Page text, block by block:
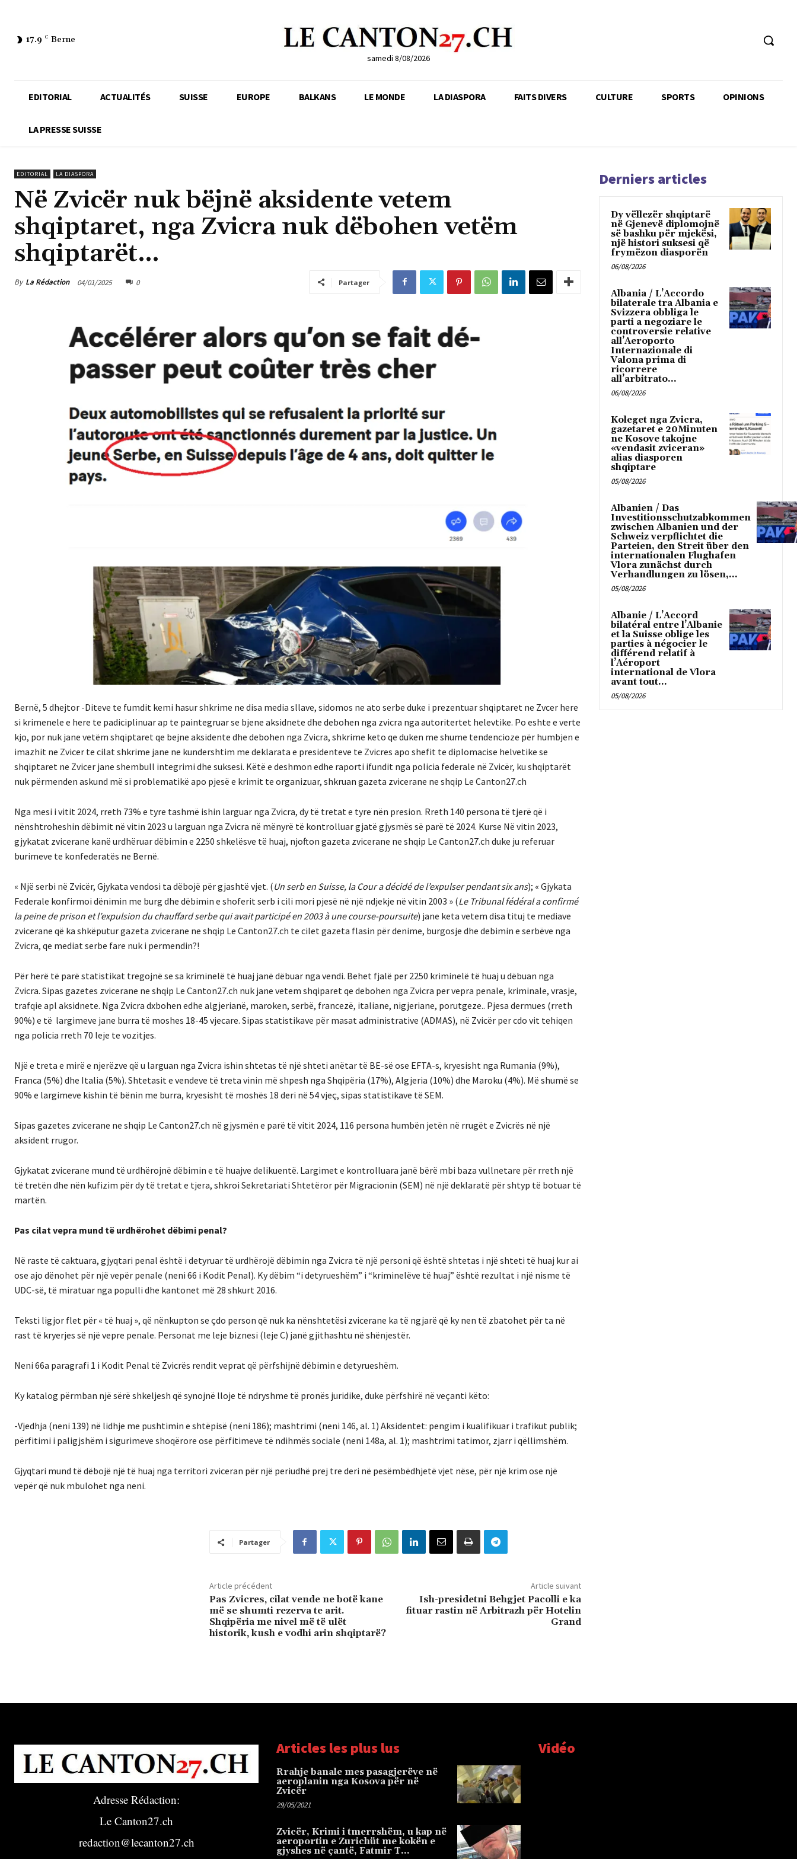
17.9 C Berne
samedi 8/08/2026
EDITORIAL ACTUALITÉS SUISSE EUROPE BALKANS LE MONDE LA DIASPORA FAITS DIVERS CULTURE SPORTS OPINIONS
LA PRESSE SUISSE
EDITORIAL LA DIASPORA
Në Zvicër nuk bëjnë aksidente vetem
shqiptaret, nga Zvicra nuk dëbohen vetëm
shqiptarët…
By La Rédaction 04/01/2025 0 Partager
Bernë, 5 dhejtor -Diteve te fumdit kemi hasur shkrime ne disa media sllave, sidomos ne ato serbe duke i prezentuar shqiptaret ne Zvcer here
si krimenele e here te padiciplinuar ap te paintegruar se bjene aksidnete dhe debohen nga zvicra nga autoritertet helevtike. Po eshte e verte
kjo, por nuk jane vetëm shqiptaret qe bejne aksidente dhe debohen nga Zvicra, shkrime keto qe duken me shume tendencioze për humbjen e
imazhit ne Zvicer te cilat shkrime jane ne kundershtim me deklarata e presidenteve te Zvicres apo shefit te diplomacise helvetike se
shqiptaret ne Zvicer jane shembull integrimi dhe suksesi. Këtë e deshmon edhe raporti ifundit nga policia federale në Zvicër, ku shqiptarët
nuk përmenden askund më si problematikë apo pjesë e krimit te organizuar, shkruan gazeta zvicerane ne shqip Le Canton27.ch
Nga mesi i vitit 2024, rreth 73% e tyre tashmë ishin larguar nga Zvicra, dy të tretat e tyre nën presion. Rreth 140 persona të tjerë që i
nënshtroheshin dëbimit në vitin 2023 u larguan nga Zvicra në mënyrë të kontrolluar gjatë gjysmës së parë të 2024. Kurse Në vitin 2023,
gjykatat zvicerane kanë urdhëruar dëbimin e 2250 shkelësve të huaj, njofton gazeta zvicerane ne shqip Le Canton27.ch duke ju referuar
burimeve te konfederatës ne Bernë.
« Një serbi në Zvicër, Gjykata vendosi ta dëbojë për gjashtë vjet. (Un serb en Suisse, la Cour a décidé de l’expulser pendant six ans); « Gjykata
Federale konfirmoi dënimin me burg dhe dëbimin e shoferit serb i cili mori pjesë në një ndjekje në vitin 2003 » (Le Tribunal fédéral a confirmé
la peine de prison et l’expulsion du chauffard serbe qui avait participé en 2003 à une course-poursuite) jane keta vetem disa tituj te mediave
zvicerane që ka shkëputur gazeta zvicerane ne shqip Le Canton27.ch te cilet gazeta flasin për denime, burgosje dhe debimin e serbëve nga
Zvicra, qe mediat serbe fare nuk i permendin?!
Për herë të parë statistikat tregojnë se sa kriminelë të huaj janë dëbuar nga vendi. Behet fjalë per 2250 kriminelë të huaj u dëbuan nga
Zvicra. Sipas gazetes zvicerane ne shqip Le Canton27.ch nuk jane vetem shqiparet qe debohen nga Zvicra per vepra penale, kriminale, vrasje,
trafqie apl aksidnete. Nga Zvicra dxbohen edhe algjerianë, maroken, serbë, francezë, italiane, nigjeriane, porutgeze.. Pjesa dermues (rreth
90%) e të largimeve jane burra të moshes 18-45 vjecare. Sipas statistikave për masat administrative (ADMAS), në Zvicër per cdo vit tehiqen
nga policia rreth 70 leje te vozitjes.
Një e treta e mirë e njerëzve që u larguan nga Zvicra ishin shtetas të një shteti anëtar të BE-së ose EFTA-s, kryesisht nga Rumania (9%),
Franca (5%) dhe Italia (5%). Shtetasit e vendeve të treta vinin më shpesh nga Shqipëria (17%), Algjeria (10%) dhe Maroku (4%). Më shumë se
90% e largimeve kishin të bënin me burra, kryesisht të moshës 18 deri në 54 vjeç, sipas statistikave të SEM.
Sipas gazetes zvicerane ne shqip Le Canton27.ch në gjysmën e parë të vitit 2024, 116 persona humbën jetën në rrugët e Zvicrës në një
aksident rrugor.
Gjykatat zvicerane mund të urdhërojnë dëbimin e të huajve delikuentë. Largimet e kontrolluara janë bërë mbi baza vullnetare për rreth një
të tretën dhe nën kufizim për dy të tretat e tjera, shkroi Sekretariati Shtetëror për Migracionin (SEM) në një deklaratë për shtyp të botuar të
martën.
Pas cilat vepra mund të urdhërohet dëbimi penal?
Në raste të caktuara, gjyqtari penal është i detyruar të urdhërojë dëbimin nga Zvicra të një personi që është shtetas i një shteti të huaj kur ai
ose ajo dënohet për një vepër penale (neni 66 i Kodit Penal). Ky dëbim “i detyrueshëm” i “kriminelëve të huaj” është rezultat i një nisme të
UDC-së, të miratuar nga populli dhe kantonet më 28 shkurt 2016.
Teksti ligjor flet për « të huaj », që nënkupton se çdo person që nuk ka nënshtetësi zvicerane ka të ngjarë që ky nen të zbatohet për ta në
rast të kryerjes së një vepre penale. Personat me leje biznesi (leje C) janë gjithashtu në shënjestër.
Neni 66a paragrafi 1 i Kodit Penal të Zvicrës rendit veprat që përfshijnë dëbimin e detyrueshëm.
Ky katalog përmban një sërë shkeljesh që synojnë lloje të ndryshme të pronës juridike, duke përfshirë në veçanti këto:
-Vjedhja (neni 139) në lidhje me pushtimin e shtëpisë (neni 186); mashtrimi (neni 146, al. 1) Aksidentet: pengim i kualifikuar i trafikut publik;
përfitimi i paligjshëm i sigurimeve shoqërore ose përfitimeve të ndihmës sociale (neni 148a, al. 1); mashtrimi tatimor, zjarr i qëllimshëm.
Gjyqtari mund të dëbojë një të huaj nga territori zviceran për një periudhë prej tre deri në pesëmbëdhjetë vjet nëse, për një krim ose një
vepër që nuk mbulohet nga neni.
Partager
Article précédent
Pas Zvicres, cilat vende ne botë kane
më se shumti rezerva te arit.
Shqipëria me nivel më të ulët
historik, kush e vodhi arin shqiptarë?
Article suivant
Ish-presidetni Behgjet Pacolli e ka
fituar rastin në Arbitrazh për Hotelin
Grand
Derniers articles
Dy vëllezër shqiptarë
në Gjenevë diplomojnë
së bashku për mjekësi,
një histori suksesi që
frymëzon diasporën
06/08/2026
Albania / L’Accordo
bilaterale tra Albania e
Svizzera obbliga le
parti a negoziare le
controversie relative
all’Aeroporto
Internazionale di
Valona prima di
ricorrere
all’arbitrato...
06/08/2026
Koleget nga Zvicra,
gazetaret e 20Minuten
ne Kosove takojne
«vendasit zviceran»
alias diasporen
shqiptare
05/08/2026
Albanien / Das
Investitionsschutzabkommen
zwischen Albanien und der
Schweiz verpflichtet die
Parteien, den Streit über den
internationalen Flughafen
Vlora zunächst durch
Verhandlungen zu lösen,...
05/08/2026
Albanie / L’Accord
bilatéral entre l’Albanie
et la Suisse oblige les
parties à négocier le
différend relatif à
l’Aéroport
international de Vlora
avant tout...
05/08/2026
Adresse Rédaction:
Le Canton27.ch
redaction@lecanton27.ch
Articles les plus lus
Rrahje banale mes pasagjerëve në
aeroplanin nga Kosova për në
Zvicër
29/05/2021
Zvicër, Krimi i tmerrshëm, u kap në
aeroportin e Zurichüt me kokën e
gjyshes në çantë, Fatmir T…
Vidéo